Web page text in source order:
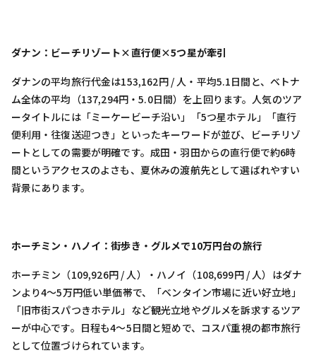
ダナン：ビーチリゾート×直行便×5つ星が牽引
ダナンの平均旅行代金は153,162円 / 人・平均5.1日間と、ベトナ
ム全体の平均（137,294円・5.0日間）を上回ります。人気のツア
ータイトルには「ミーケービーチ沿い」「5つ星ホテル」「直行
便利用・往復送迎つき」といったキーワードが並び、ビーチリゾ
ートとしての需要が明確です。成田・羽田からの直行便で約6時
間というアクセスのよさも、夏休みの渡航先として選ばれやすい
背景にあります。
ホーチミン・ハノイ：街歩き・グルメで10万円台の旅行
ホーチミン（109,926円 / 人）・ハノイ（108,699円 / 人）はダナ
ンより4〜5万円低い単価帯で、「ベンタイン市場に近い好立地」
「旧市街スパつきホテル」など観光立地やグルメを訴求するツア
ーが中心です。日程も4〜5日間と短めで、コスパ重視の都市旅行
として位置づけられています。